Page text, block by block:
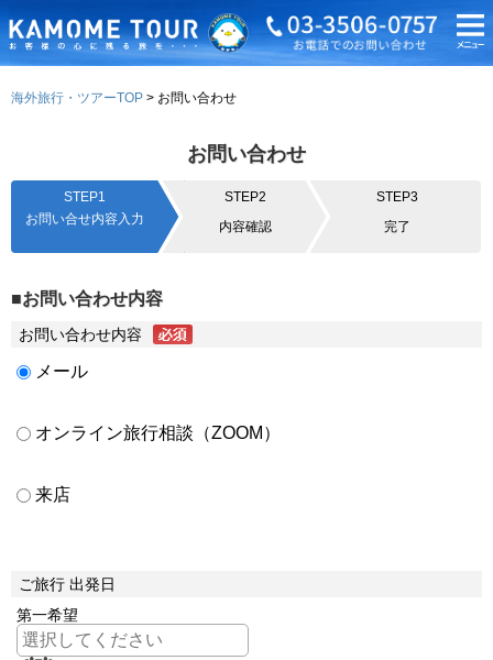
海外旅行・ツアーTOP お問い合わせ
お問い合わせ
STEP1
お問い合せ内容入力
STEP2
内容確認
STEP3
完了
■お問い合わせ内容
お問い合わせ内容
メール
オンライン旅行相談（ZOOM）
来店
ご旅行 出発日
第一希望